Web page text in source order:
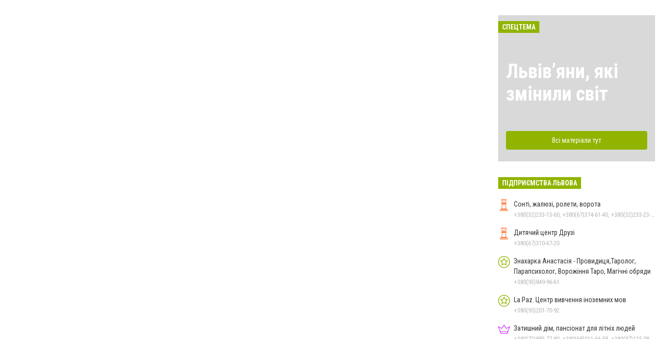
СПЕЦТЕМА
Львівʼяни, які
змінили світ
Всі матеріали тут
ПІДПРИЄМСТВА ЛЬВОВА
Сонті, жалюзі, ролети, ворота
Дитячий центр Друзі
+380(67)310-67-20
Знахарка Анастасія - Провидиця,Таролог,
Парапсихолог, Ворожіння Таро, Магічні обряди
+380(93)849-96-61
La Paz. Центр вивчення іноземних мов
+380(95)201-70-92
Затишний дім, пансіонат для літніх людей